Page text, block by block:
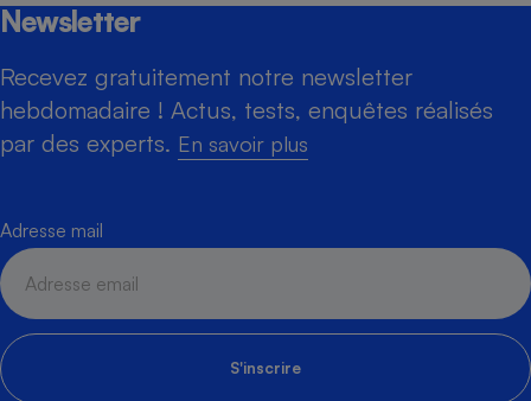
Newsletter
Recevez gratuitement notre newsletter
hebdomadaire ! Actus, tests, enquêtes réalisés
par des experts. En savoir plus
Adresse mail
S'inscrire